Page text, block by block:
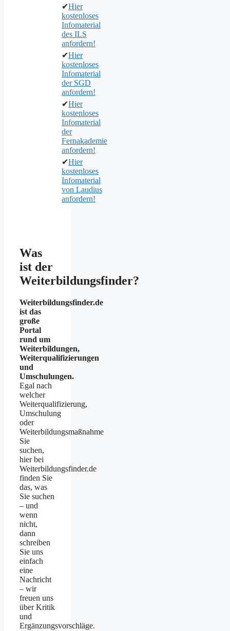
✔Hier
kostenloses
Infomaterial
des ILS
anfordern!
✔Hier
kostenloses
Infomaterial
der SGD
anfordern!
✔Hier
kostenloses
Infomaterial
der
Fernakademie
anfordern!
✔Hier
kostenloses
Infomaterial
von Laudius
anfordern!
Was
ist der
Weiterbildungsfinder?
Weiterbildungsfinder.de
ist das
große
Portal
rund um
Weiterbildungen,
Weiterqualifizierungen
und
Umschulungen.
Egal nach
welcher
Weiterqualifizierung,
Umschulung
oder
Weiterbildungsmaßnahme
Sie
suchen,
hier bei
Weiterbildungsfinder.de
finden Sie
das, was
Sie suchen
– und
wenn
nicht,
dann
schreiben
Sie uns
einfach
eine
Nachricht
– wir
freuen uns
über Kritik
und
Ergänzungsvorschläge.